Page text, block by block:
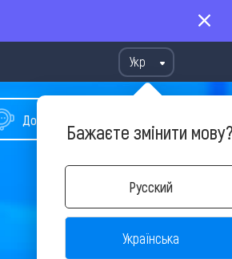
Укр
Бажаєте змінити
Русский
Українська
Допомога у виборі туру